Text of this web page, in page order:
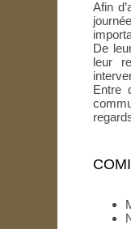
Afin
De
leur
Entre